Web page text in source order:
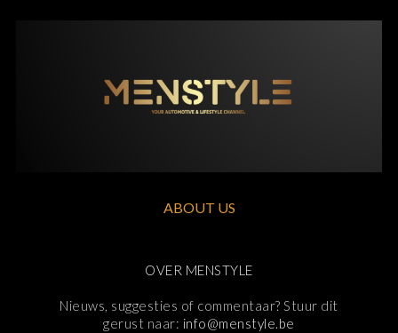
ABOUT US
OVER MENSTYLE
Nieuws, suggesties of commentaar? Stuur dit
gerust naar: info@menstyle.be